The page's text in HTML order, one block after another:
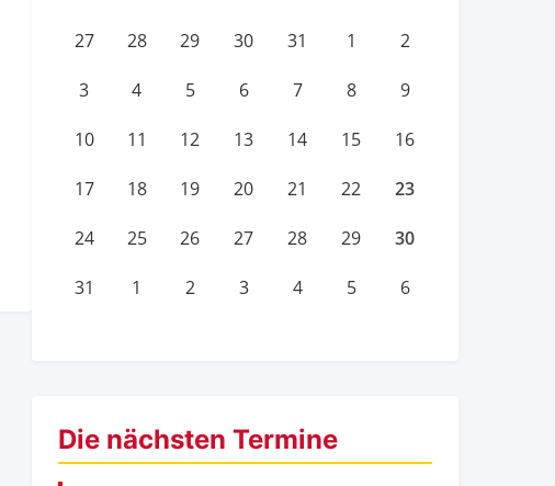
27 28 29 30 31 1 2
3 4 5 6 7 8 9
10 11 12 13 14 15 16
17 18 19 20 21 22 23
24 25 26 27 28 29 30
31 1 2 3 4 5 6
Die nächsten Termine